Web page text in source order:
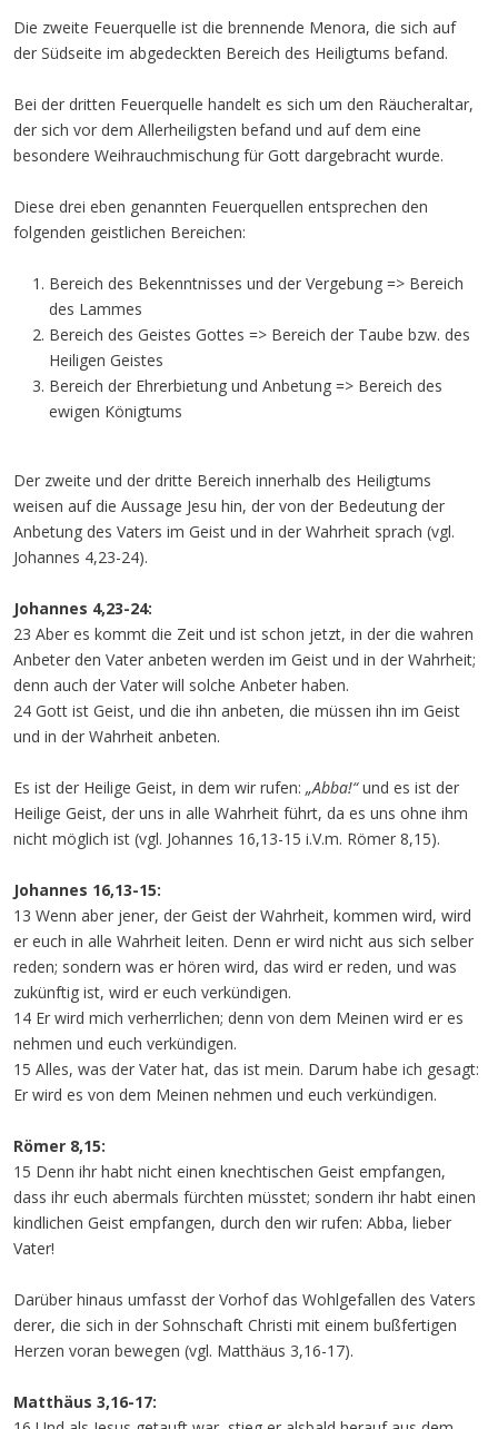
Die zweite Feuerquelle ist die brennende Menora, die sich auf
der Südseite im abgedeckten Bereich des Heiligtums befand.
Bei der dritten Feuerquelle handelt es sich um den Räucheraltar,
der sich vor dem Allerheiligsten befand und auf dem eine
besondere Weihrauchmischung für Gott dargebracht wurde.
Diese drei eben genannten Feuerquellen entsprechen den
folgenden geistlichen Bereichen:
Bereich des Bekenntnisses und der Vergebung => Bereich
des Lammes
Bereich des Geistes Gottes => Bereich der Taube bzw. des
Heiligen Geistes
Bereich der Ehrerbietung und Anbetung => Bereich des
ewigen Königtums
Der zweite und der dritte Bereich innerhalb des Heiligtums
weisen auf die Aussage Jesu hin, der von der Bedeutung der
Anbetung des Vaters im Geist und in der Wahrheit sprach (vgl.
Johannes 4,23-24).
Johannes 4,23-24:
23 Aber es kommt die Zeit und ist schon jetzt, in der die wahren
Anbeter den Vater anbeten werden im Geist und in der Wahrheit;
denn auch der Vater will solche Anbeter haben.
24 Gott ist Geist, und die ihn anbeten, die müssen ihn im Geist
und in der Wahrheit anbeten.
Es ist der Heilige Geist, in dem wir rufen: „Abba!“und es ist der
Heilige Geist, der uns in alle Wahrheit führt, da es uns ohne ihm
nicht möglich ist (vgl. Johannes 16,13-15 i.V.m. Römer 8,15).
Johannes 16,13-15:
13 Wenn aber jener, der Geist der Wahrheit, kommen wird, wird
er euch in alle Wahrheit leiten. Denn er wird nicht aus sich selber
reden; sondern was er hören wird, das wird er reden, und was
zukünftig ist, wird er euch verkündigen.
14 Er wird mich verherrlichen; denn von dem Meinen wird er es
nehmen und euch verkündigen.
15 Alles, was der Vater hat, das ist mein. Darum habe ich gesagt:
Er wird es von dem Meinen nehmen und euch verkündigen.
Römer 8,15:
15 Denn ihr habt nicht einen knechtischen Geist empfangen,
dass ihr euch abermals fürchten müsstet; sondern ihr habt einen
kindlichen Geist empfangen, durch den wir rufen: Abba, lieber
Vater!
Darüber hinaus umfasst der Vorhof das Wohlgefallen des Vaters
derer, die sich in der Sohnschaft Christi mit einem bußfertigen
Herzen voran bewegen (vgl. Matthäus 3,16-17).
Matthäus 3,16-17: